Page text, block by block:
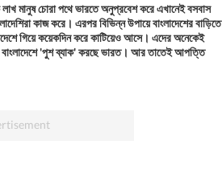
মানুষ চোরা পথে ভারতে অনুপ্রবেশ করে এখানেই বসবাস
কাজ করে। এরপর বিভিন্ন উপায়ে বাংলাদেশের বাড়িতে
গিয়ে কয়েকদিন করে কাটিয়েও আসে। এদের অনেকেই
বাংলাদেশে 'পুশ ব্যাক' করছে ভারত। আর তাতেই আপত্তি